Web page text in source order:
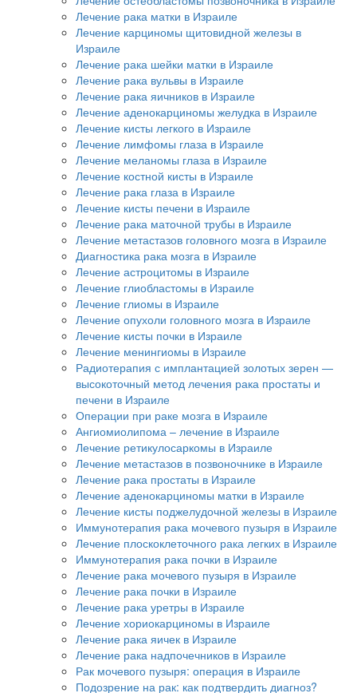
Лечение рака матки в Израиле
Лечение карциномы щитовидной железы в
Израиле
Лечение рака шейки матки в Израиле
Лечение рака вульвы в Израиле
Лечение рака яичников в Израиле
Лечение аденокарциномы желудка в Израиле
Лечение кисты легкого в Израиле
Лечение лимфомы глаза в Израиле
Лечение меланомы глаза в Израиле
Лечение костной кисты в Израиле
Лечение рака глаза в Израиле
Лечение кисты печени в Израиле
Лечение рака маточной трубы в Израиле
Лечение метастазов головного мозга в Израиле
Диагностика рака мозга в Израиле
Лечение астроцитомы в Израиле
Лечение глиобластомы в Израиле
Лечение глиомы в Израиле
Лечение опухоли головного мозга в Израиле
Лечение кисты почки в Израиле
Лечение менингиомы в Израиле
Радиотерапия с имплантацией золотых зерен —
высокоточный метод лечения рака простаты и
печени в Израиле
Операции при раке мозга в Израиле
Ангиомиолипома – лечение в Израиле
Лечение ретикулосаркомы в Израиле
Лечение метастазов в позвоночнике в Израиле
Лечение рака простаты в Израиле
Лечение аденокарциномы матки в Израиле
Лечение кисты поджелудочной железы в Израиле
Иммунотерапия рака мочевого пузыря в Израиле
Лечение плоскоклеточного рака легких в Израиле
Иммунотерапия рака почки в Израиле
Лечение рака мочевого пузыря в Израиле
Лечение рака почки в Израиле
Лечение рака уретры в Израиле
Лечение хориокарциномы в Израиле
Лечение рака яичек в Израиле
Лечение рака надпочечников в Израиле
Рак мочевого пузыря: операция в Израиле
Подозрение на рак: как подтвердить диагноз?